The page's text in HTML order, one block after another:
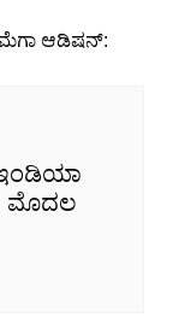
ಮೊದಲ